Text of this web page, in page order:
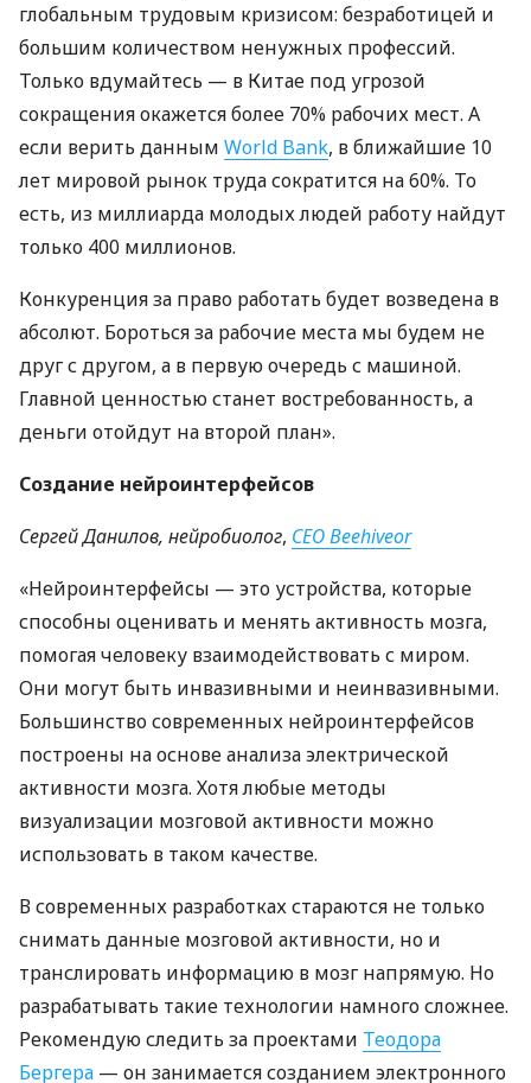
глобальным трудовым кризисом: безработицей и
большим количеством ненужных профессий.
Только вдумайтесь — в Китае под угрозой
сокращения окажется более 70% рабочих мест. А
если верить данным World Bank, в ближайшие 10
лет мировой рынок труда сократится на 60%. То
есть, из миллиарда молодых людей работу найдут
только 400 миллионов.
Конкуренция за право работать будет возведена в
абсолют. Бороться за рабочие места мы будем не
друг с другом, а в первую очередь с машиной.
Главной ценностью станет востребованность, а
деньги отойдут на второй план».
Создание нейроинтерфейсов
Сергей Данилов, нейробиолог, СЕОBeehiveor
«Нейроинтерфейсы — это устройства, которые
способны оценивать и менять активность мозга,
помогая человеку взаимодействовать с миром.
Они могут быть инвазивными и неинвазивными.
Большинство современных нейроинтерфейсов
построены на основе анализа электрической
активности мозга. Хотя любые методы
визуализации мозговой активности можно
использовать в таком качестве.
В современных разработках стараются не только
снимать данные мозговой активности, но и
транслировать информацию в мозг напрямую. Но
разрабатывать такие технологии намного сложнее.
Рекомендую следить за проектами Теодора
Бергера — он занимается созданием электронного